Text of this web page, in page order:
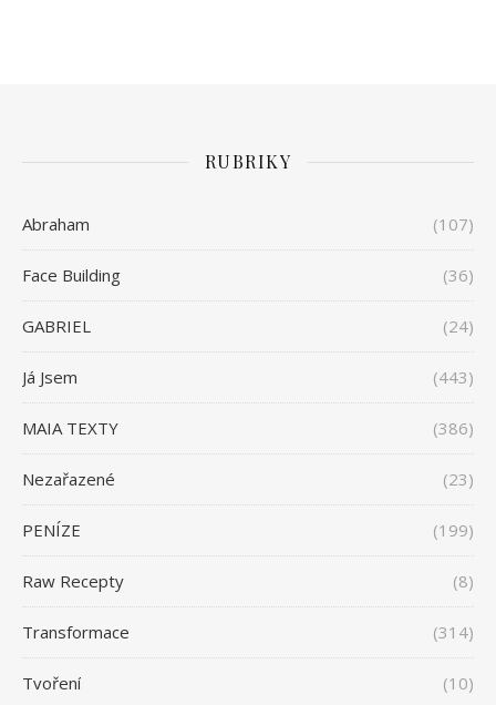
RUBRIKY
Abraham (107)
Face Building (36)
GABRIEL (24)
Já Jsem (443)
MAIA TEXTY (386)
Nezařazené (23)
PENÍZE (199)
Raw Recepty (8)
Transformace (314)
Tvoření (10)